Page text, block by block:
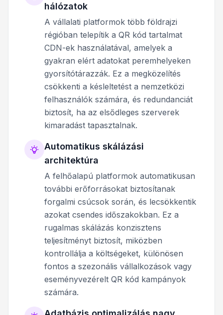
hálózatok
A vállalati platformok több földrajzi
régióban telepítik a QR kód tartalmat
CDN-ek használatával, amelyek a
gyakran elért adatokat peremhelyeken
gyorsítótárazzák. Ez a megközelítés
csökkenti a késleltetést a nemzetközi
felhasználók számára, és redundanciát
biztosít, ha az elsődleges szerverek
kimaradást tapasztalnak.
Automatikus skálázási
architektúra
A felhőalapú platformok automatikusan
további erőforrásokat biztosítanak
forgalmi csúcsok során, és lecsökkentik
azokat csendes időszakokban. Ez a
rugalmas skálázás konzisztens
teljesítményt biztosít, miközben
kontrollálja a költségeket, különösen
fontos a szezonális vállalkozások vagy
eseményvezérelt QR kód kampányok
számára.